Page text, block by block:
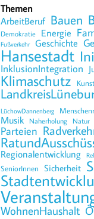
Themen
ArbeitBeruf Bauen
Demokratie Energie
Fußverkehr Geschichte
Hansestadt
InklusionIntegration
Klimaschutz Kunst
LüchowDannenberg
Musik Naherholung Natur
Parteien
Regionalentwicklung
SeniorInnen Sicherheit
WohnenHaushalt